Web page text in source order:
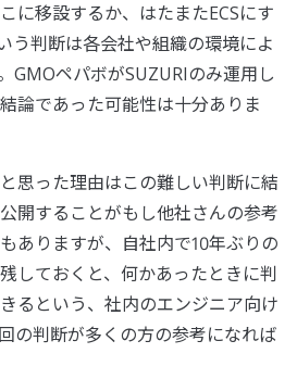
に移設するか、はたまたECSにす
う判断は各会社や組織の環境によ
GMOペパボがSUZURIのみ運用し
論であった可能性は十分ありま
思った理由はこの難しい判断に結
開することがもし他社さんの参考
ありますが、自社内で10年ぶりの
しておくと、何かあったときに判
るという、社内のエンジニア向け
の判断が多くの方の参考になれば